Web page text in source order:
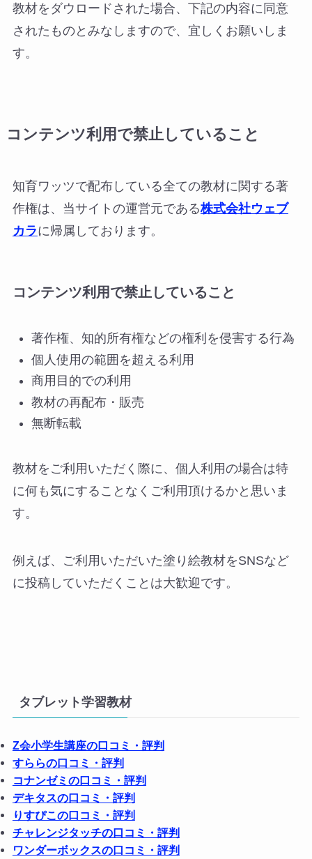
教材をダウロードされた場合、下記の内容に同意
されたものとみなしますので、宜しくお願いしま
す。
コンテンツ利用で禁止していること
知育ワッツで配布している全ての教材に関する著
作権は、当サイトの運営元である株式会社ウェブ
カラに帰属しております。
コンテンツ利用で禁止していること
著作権、知的所有権などの権利を侵害する行為
個人使用の範囲を超える利用
商用目的での利用
教材の再配布・販売
無断転載
教材をご利用いただく際に、個人利用の場合は特
に何も気にすることなくご利用頂けるかと思いま
す。
例えば、ご利用いただいた塗り絵教材をSNSなど
に投稿していただくことは大歓迎です。
タブレット学習教材
Z会小学生講座の口コミ・評判
すららの口コミ・評判
コナンゼミの口コミ・評判
デキタスの口コミ・評判
りすぴこの口コミ・評判
チャレンジタッチの口コミ・評判
ワンダーボックスの口コミ・評判